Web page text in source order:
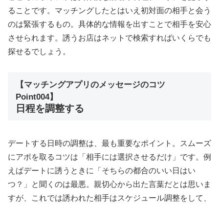
ることです。マッチングしたとはいえ初対面の相手と会う
のは緊張するもの。具体的な情報を出すことで相手を安心
させられます。誘うお店はネットで検索すればいくらでも
探せるでしょう。
【マッチングアプリのメッセージのコツ
Point004】
日程を調整する
デートする日時の調整は、最も重要なポイント。スムーズ
にアポを取るコツは「相手には選択させるだけ」です。例
えばデートに誘うときに「そちらの都合のいい日はい
つ？」と聞くのは最悪。親切心から出た言葉だとは思いま
すが、これでは誘われた相手はスケジュール調整をして、